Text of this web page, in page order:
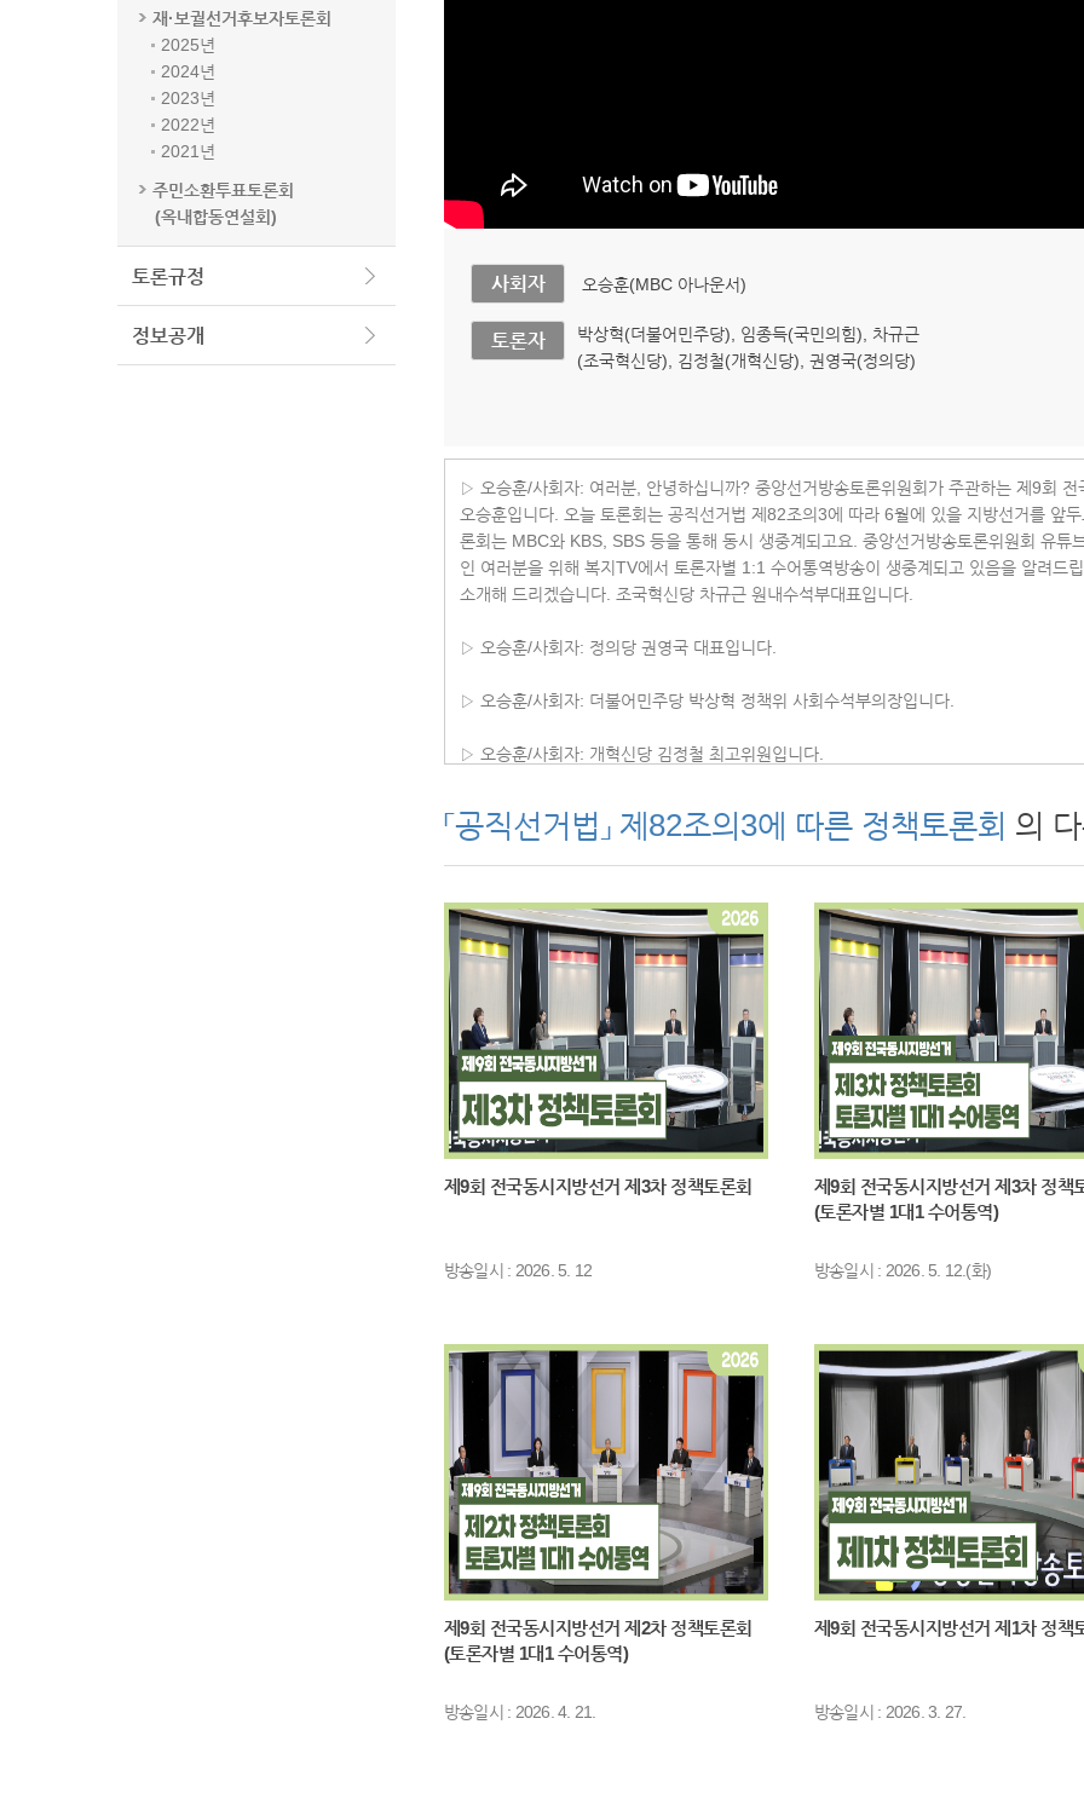
재·보궐선거후보자토론회
2025년
2024년
2023년
2022년
2021년
주민소환투표토론회
(옥내합동연설회)
토론규정
정보공개
사회자 오승훈(MBC 아나운서)
토론자
박상혁(더불어민주당), 임종득(국민의힘), 차규근
(조국혁신당), 김정철(개혁신당), 권영국(정의당)
▷ 오승훈/사회자: 여러분, 안녕하십니까? 중앙선거방송토론위원회가 주관하는 제9회
오승훈입니다. 오늘 토론회는 공직선거법 제82조의3에 따라 6월에 있을 지방선거를 앞
론회는 MBC와 KBS, SBS 등을 통해 동시 생중계되고요. 중앙선거방송토론위원회 유튜
인 여러분을 위해 복지TV에서 토론자별 1:1 수어통역방송이 생중계되고 있음을 알려드
소개해 드리겠습니다. 조국혁신당 차규근 원내수석부대표입니다.
▷ 오승훈/사회자: 정의당 권영국 대표입니다.
▷ 오승훈/사회자: 더불어민주당 박상혁 정책위 사회수석부의장입니다.
▷ 오승훈/사회자: 개혁신당 김정철 최고위원입니다.
주제로 토론해 보겠습니다. 진행 방식은 주제별로 사회자 공통질문에 답변하고 첫 번째
행한 뒤에 각 당의 마무리 발언으로 토론이 끝이 납니다. 주어진 발언 시간이 끝나면 마
서 관심 있게 지켜보고 계신 토론인 만큼 상호 비방이 아닌 정책을 중심으로 품격 있는
촉발된 경제 안보 불안 상황에 대한 대응 방안’ 입니다. 먼저 공통질문입니다. 중동 전쟁
재 가격 상승과 물가 부담 증가 등이 우리 경제에 어려움을 가중시키고 있습니다. 또한
략적 접근이 요구되는 상황입니다. 이처럼 경제와 안보가 복합적으로 얽힌 상황, 어떻게
1분 30초입니다. 조국혁신당 차규근 의원부터 답변해주시죠.
▶ 차규근/조국혁신당: 존경하는 국민 여러분, 비상 경제 상황에서 많이 힘드시죠? 중동
화되고 있습니다. 중동 전쟁 이전에는 2%대 성장이 점쳐졌으나 최근 해외 투자 은행은
무엇보다 걱정인 것은 민생 경제입니다. 자본 시장과 달리 그동안 민생 경제는 여전히
엇보다 정부에서 추진하는 에너지 추경이 빠른 시일 내에 국회를 통과할 수 있도록 최대
24만 원의 유가 환급금을 지급했습니다. 2010년 조세연구원의 분석에 따르면 유가 환급
로 분석되기도 했습니다. 특히 한계 소비 성향이 높은 저소득층을 주요 수요의 계층으로
▷ 오승훈/사회자: 주어진 발언 시간을 모두 사용해서 마이크가 꺼졌다는 점 안내드리겠
▶ 권영국/정의당: 국민 여러분, 장기화되고 있는 중동 전쟁으로 인해서 얼마나 심려가
잘 극복해 나가야겠습니다. 우선 우리는 명분 없는 침략 전쟁에 참여해서는 안 됩니다.
결 원칙을 견지해야 합니다. 트럼프 미 대통령의 압력에 굴복할 것이 아니라 한국의 위
고 전쟁 중지와 평화적 해결 논의에 착수해야 합니다. 주도해야 합니다. 두 번째, 중동
상마저 위협받는 위기 상황입니다. 당장 화물 노동자들의 소득이 반 토막 나고 석유화
노동자와 플랜트 건설 노동자들이 피해를 입고 있습니다. 대중교통을 한시적으로 무료
형 지원을 해야겠습니다. 동시에 호르무즈 해협에 인질로 잡힌 화석 에너지의 나라, 대
▷ 오승훈/사회자: 이어서 더불어민주당 박상혁 의원 답변해주시죠.
▶ 박상혁/더불어민주당: 국민 여러분, 중동 전쟁이라는 심각한 위협에 맞서 이재명 정부
「공직선거법」 제82조의3에 따른 정책토론회 의
제9회 전국동시지방선거 제3차 정책토론회
방송일시 : 2026. 5. 12
제9회 전국동시지방선거 제3차 정책
(토론자별 1대1 수어통역)
방송일시 : 2026. 5. 12.(화)
제9회 전국동시지방선거 제2차 정책토론회
(토론자별 1대1 수어통역)
방송일시 : 2026. 4. 21.
제9회 전국동시지방선거 제1차 정책
방송일시 : 2026. 3. 27.